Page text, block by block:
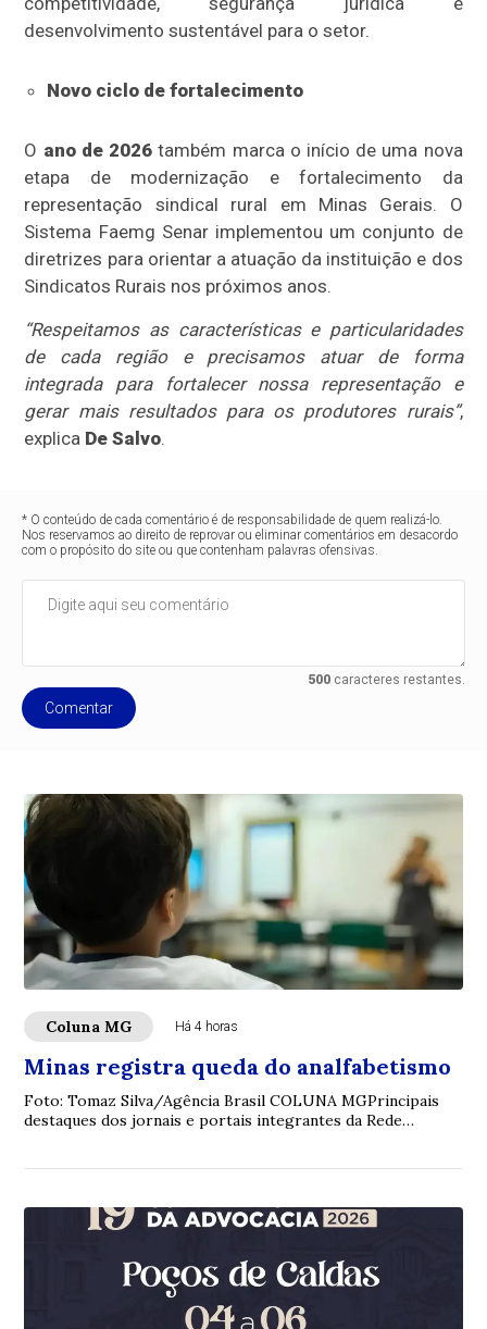
desenvolvimento sustentável para o setor.
Novo ciclo de fortalecimento
O ano de 2026também marca o início de uma nova
etapa de modernização e fortalecimento da
representação sindical rural em Minas Gerais. O
Sistema Faemg Senar implementou um conjunto de
diretrizes para orientar a atuação da instituição e dos
Sindicatos Rurais nos próximos anos.
“Respeitamos as características e particularidades
de cada região e precisamos atuar de forma
integrada para fortalecer nossa representação e
gerar mais resultados para os produtores rurais”,
explica De Salvo.
* O conteúdo de cada comentário é de responsabilidade de quem realizá-lo.
Nos reservamos ao direito de reprovar ou eliminar comentários em desacordo
com o propósito do site ou que contenham palavras ofensivas.
500caracteres restantes.
Comentar
Coluna MG Há 4 horas
Minas registra queda do analfabetismo
Foto: Tomaz Silva/Agência Brasil COLUNA MGPrincipais
destaques dos jornais e portais integrantes da Rede